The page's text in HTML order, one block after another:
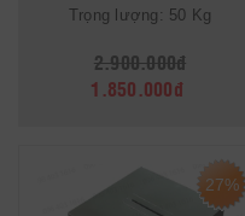
Trọng lượng: 50 Kg
2.900.000đ
1.850.000đ
27%